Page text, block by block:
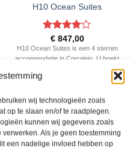
wij technologieën zoals
op te slaan en/of te raadplegen.
kunnen wij gegevens zoals
Als je geen toestemming
een nadelige invloed hebben op
H10 Ocean Suites
Gewaardeerd
4uit 5
€847,00
H10 Ocean Suites is een 4 sterren
accommodatie in Corralejo. U boekt
deze reis direct bij onze partner TUI.
Nu vanaf EUR 847.00 per persoon.
PRIJZEN EN BOEKEN
ONS ZEGGEN